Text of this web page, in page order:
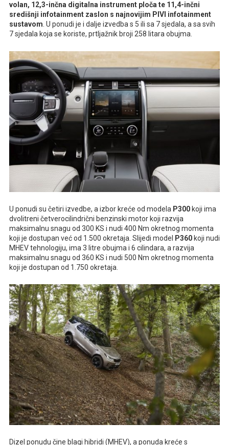
volan, 12,3-inčna digitalna instrument ploča te 11,4-inčni
središnji infotainment zaslon s najnovijim PIVI infotainment
sustavom. U ponudi je i dalje izvedba s 5 ili sa 7 sjedala, a sa svih
7 sjedala koja se koriste, prtljažnik broji 258 litara obujma.
U ponudi su četiri izvedbe, a izbor kreće od modela P300koji ima
dvolitreni četverocilindrični benzinski motor koji razvija
maksimalnu snagu od 300 KS i nudi 400 Nm okretnog momenta
koji je dostupan već od 1.500 okretaja. Slijedi model P360koji nudi
MHEV tehnologiju, ima 3 litre obujma i 6 cilindara, a razvija
maksimalnu snagu od 360 KS i nudi 500 Nm okretnog momenta
koji je dostupan od 1.750 okretaja.
Dizel ponudu čine blagi hibridi (MHEV), a ponuda kreće s